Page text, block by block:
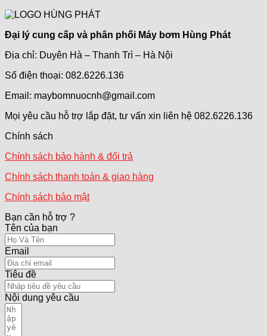
Đại lý cung cấp và phân phối Máy bơm Hùng Phát
Địa chỉ: Duyên Hà – Thanh Trì – Hà Nội
Số điện thoại: 082.6226.136
Email: maybomnuocnh@gmail.com
Mọi yêu cầu hỗ trợ lắp đặt, tư vấn xin liên hệ 082.6226.136
Chính sách
Chính sách bảo hành & đổi trả
Chính sách thanh toán & giao hàng
Chính sách bảo mật
Bạn cần hỗ trợ ?
Tên của bạn
Email
Tiêu đề
Nội dung yêu cầu